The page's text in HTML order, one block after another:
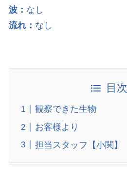
波： なし
流れ： なし
目次
観察できた生物
お客様より
担当スタッフ【小関】